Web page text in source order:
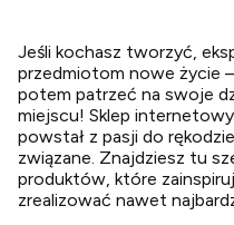
Jeśli kochasz tworzyć,
przedmiotom nowe życie
potem patrzeć na swoje
miejscu! Sklep internetowy
powstał z pasji do
związane. Znajdziesz tu
produktów, które
zrealizować nawet